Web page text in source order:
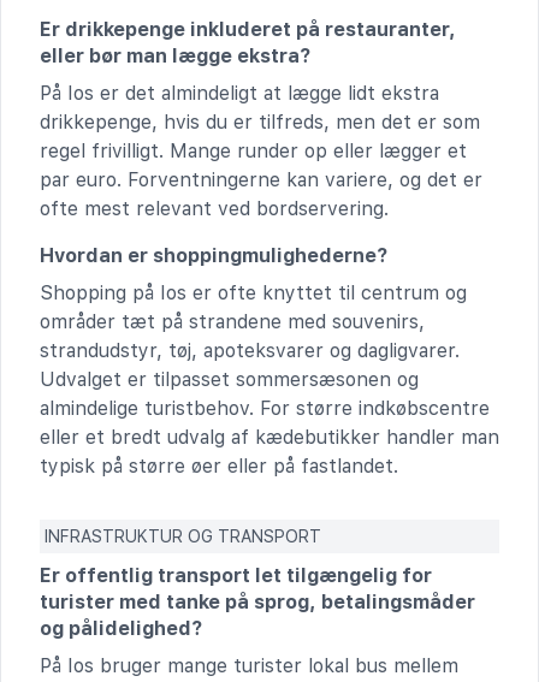
Er drikkepenge inkluderet på restauranter,
eller bør man lægge ekstra?
På Ios er det almindeligt at lægge lidt ekstra
drikkepenge, hvis du er tilfreds, men det er som
regel frivilligt. Mange runder op eller lægger et
par euro. Forventningerne kan variere, og det er
ofte mest relevant ved bordservering.
Hvordan er shoppingmulighederne?
Shopping på Ios er ofte knyttet til centrum og
områder tæt på strandene med souvenirs,
strandudstyr, tøj, apoteksvarer og dagligvarer.
Udvalget er tilpasset sommersæsonen og
almindelige turistbehov. For større indkøbscentre
eller et bredt udvalg af kædebutikker handler man
typisk på større øer eller på fastlandet.
INFRASTRUKTUR OG TRANSPORT
Er offentlig transport let tilgængelig for
turister med tanke på sprog, betalingsmåder
og pålidelighed?
På Ios bruger mange turister lokal bus mellem